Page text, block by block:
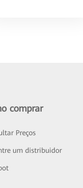
comprar
Preços
um distribuidor